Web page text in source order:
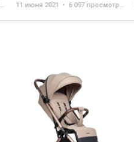
11 июня 2021 6 097 просмотров